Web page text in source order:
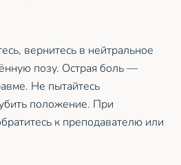
вернитесь в нейтральное
позу. Острая боль —
Не пытайтесь
положение. При
к преподавателю или